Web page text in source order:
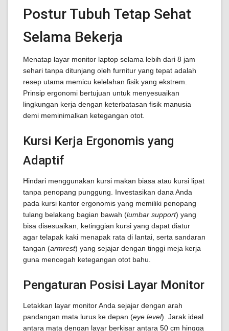
Postur Tubuh Tetap Sehat
Selama Bekerja
Menatap layar monitor laptop selama lebih dari 8 jam
sehari tanpa ditunjang oleh furnitur yang tepat adalah
resep utama memicu kelelahan fisik yang ekstrem.
Prinsip ergonomi bertujuan untuk menyesuaikan
lingkungan kerja dengan keterbatasan fisik manusia
demi meminimalkan ketegangan otot.
Kursi Kerja Ergonomis yang
Adaptif
Hindari menggunakan kursi makan biasa atau kursi lipat
tanpa penopang punggung. Investasikan dana Anda
pada kursi kantor ergonomis yang memiliki penopang
tulang belakang bagian bawah (lumbar support) yang
bisa disesuaikan, ketinggian kursi yang dapat diatur
agar telapak kaki menapak rata di lantai, serta sandaran
tangan (armrest) yang sejajar dengan tinggi meja kerja
guna mencegah ketegangan otot bahu.
Pengaturan Posisi Layar Monitor
Letakkan layar monitor Anda sejajar dengan arah
pandangan mata lurus ke depan (eye level). Jarak ideal
antara mata dengan layar berkisar antara 50 cm hingga